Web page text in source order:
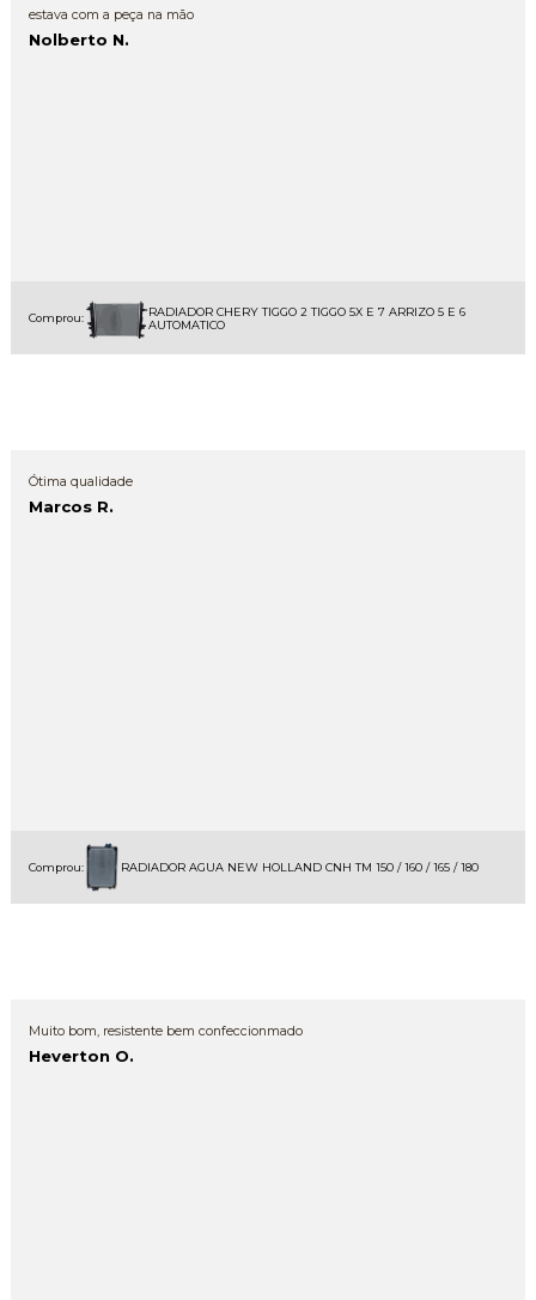
estava com a peça na mão
Nolberto N.
Comprou:
RADIADOR CHERY TIGGO 2 TIGGO 5X E 7 ARRIZO 5 E 6
AUTOMATICO
Ótima qualidade
Marcos R.
Comprou: RADIADOR AGUA NEW HOLLAND CNH TM 150 / 160 / 165 / 180
Muito bom, resistente bem confeccionmado
Heverton O.